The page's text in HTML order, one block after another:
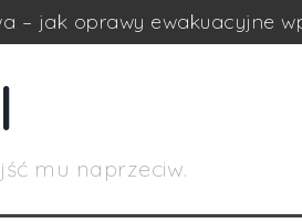
– jak oprawy ewakuacyjne
– jak zwiększyć ich
mu naprzeciw.